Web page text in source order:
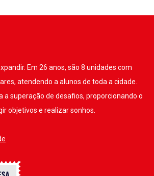
Em 26 anos, são 8 unidades com
atendendo a alunos de toda a cidade.
a superação de desafios, proporcionando o
objetivos e realizar sonhos.